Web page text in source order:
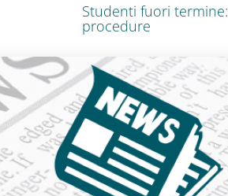
Studenti fuori termine:
procedure